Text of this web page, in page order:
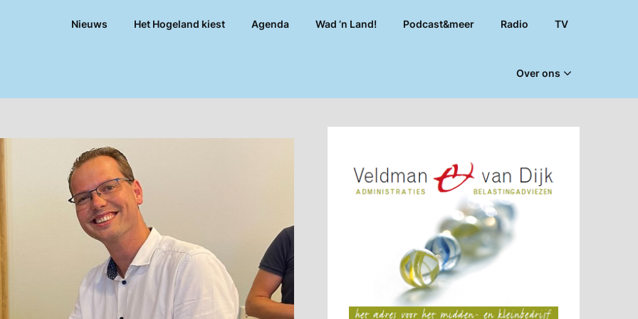
Nieuws Het Hogeland kiest Agenda Wad ’n Land! Podcast&meer Radio TV
Over ons